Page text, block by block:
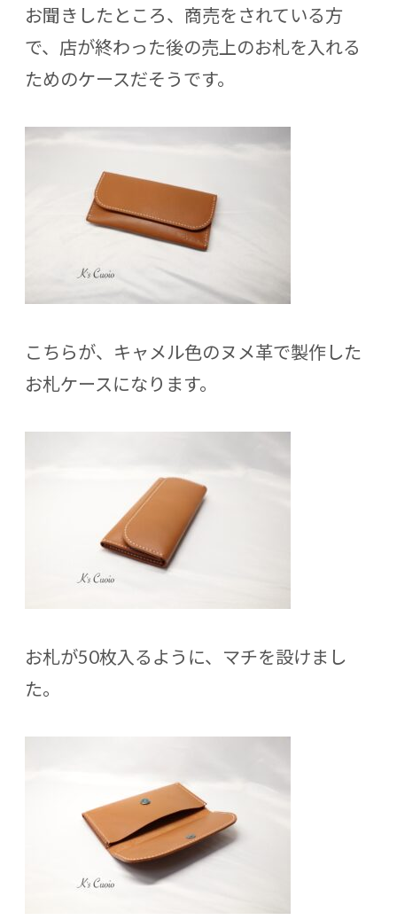
お聞きしたところ、商売をされている方
で、店が終わった後の売上のお札を入れる
ためのケースだそうです。
こちらが、キャメル色のヌメ革で製作した
お札ケースになります。
お札が50枚入るように、マチを設けまし
た。